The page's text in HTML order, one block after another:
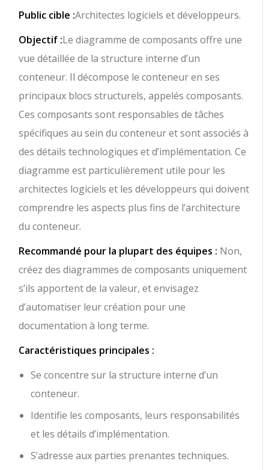
Public cible :Architectes logiciels et développeurs.
Objectif :Le diagramme de composants offre une
vue détaillée de la structure interne d’un
conteneur. Il décompose le conteneur en ses
principaux blocs structurels, appelés composants.
Ces composants sont responsables de tâches
spécifiques au sein du conteneur et sont associés à
des détails technologiques et d’implémentation. Ce
diagramme est particulièrement utile pour les
architectes logiciels et les développeurs qui doivent
comprendre les aspects plus fins de l’architecture
du conteneur.
Recommandé pour la plupart des équipes : Non,
créez des diagrammes de composants uniquement
s’ils apportent de la valeur, et envisagez
d’automatiser leur création pour une
documentation à long terme.
Caractéristiques principales :
Se concentre sur la structure interne d’un
conteneur.
Identifie les composants, leurs responsabilités
et les détails d’implémentation.
S’adresse aux parties prenantes techniques.